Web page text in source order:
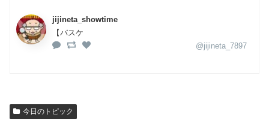
jijineta_showtime
【バスケ
@jijineta_7897
今日のトピック